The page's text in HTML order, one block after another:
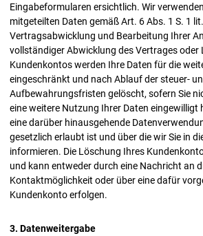
Eingabeformularen ersichtlich. Wir
mitgeteilten Daten gemäß Art. 6 Abs. 1 S. 1
Vertragsabwicklung und Bearbeitung Ihrer
vollständiger Abwicklung des Vertrages oder
Kundenkontos werden Ihre Daten für die
eingeschränkt und nach Ablauf der steuer-
Aufbewahrungsfristen gelöscht, sofern Sie
eine weitere Nutzung Ihrer Daten eingewilligt
eine darüber hinausgehende
gesetzlich erlaubt ist und über die wir Sie in
informieren. Die Löschung Ihres
und kann entweder durch eine Nachricht an
Kontaktmöglichkeit oder über eine dafür
Kundenkonto erfolgen.
3. Datenweitergabe